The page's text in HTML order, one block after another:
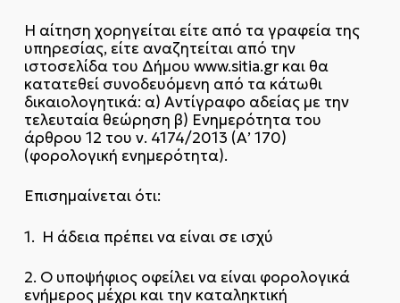
Η αίτηση χορηγείται είτε από τα γραφεία της
υπηρεσίας, είτε αναζητείται από την
ιστοσελίδα του Δήμου www.sitia.gr και θα
κατατεθεί συνοδευόμενη από τα κάτωθι
δικαιολογητικά: α) Αντίγραφο αδείας με την
τελευταία θεώρηση β) Ενημερότητα του
άρθρου 12 του ν. 4174/2013 (Α’ 170)
(φορολογική ενημερότητα).
Επισημαίνεται ότι:
1. Η άδεια πρέπει να είναι σε ισχύ
2. Ο υποψήφιος οφείλει να είναι φορολογικά
ενήμερος μέχρι και την καταληκτική